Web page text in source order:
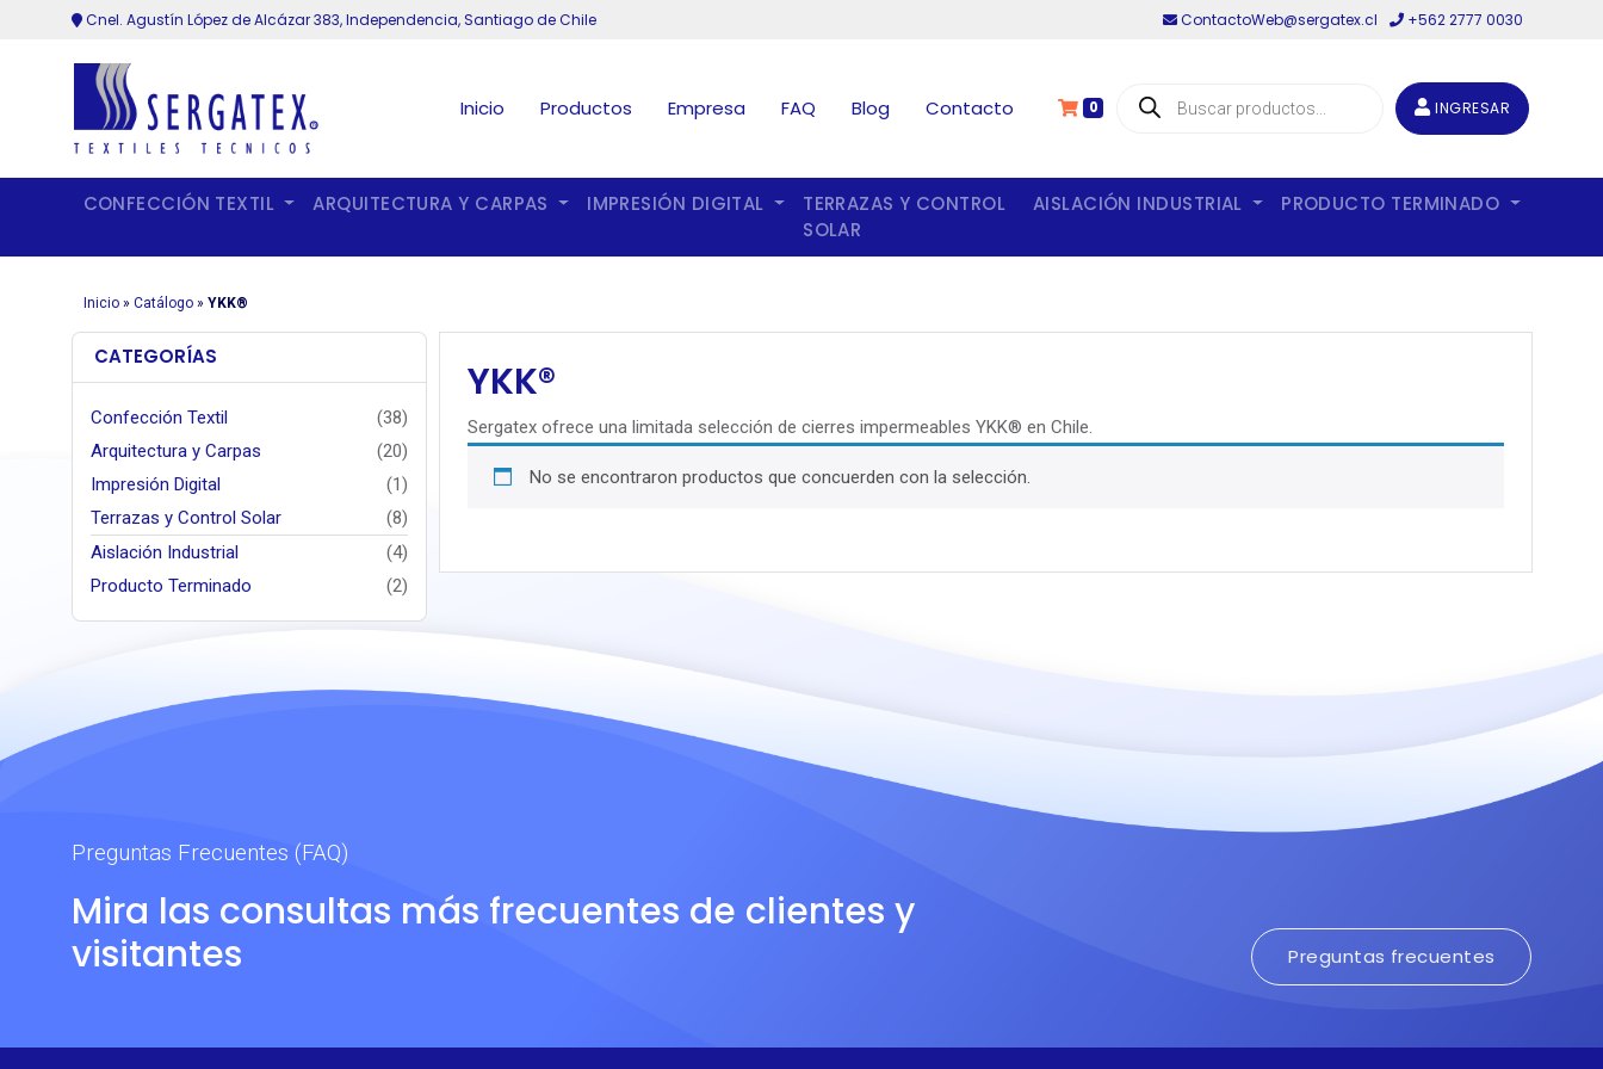
Cnel. Agustín López de Alcázar 383, Independencia, Santiago de Chile ContactoWeb@sergatex.cl +562 2777 0030
Inicio Productos Empresa FAQ Blog Contacto 0
Búsqueda
de INGRESAR
CONFECCIÓN TEXTIL ARQUITECTURA Y CARPAS IMPRESIÓN DIGITAL
TERRAZAS Y CONTROL
SOLAR
AISLACIÓN INDUSTRIAL PRODUCTO TERMINADO
Inicio» Catálogo» YKK®
CATEGORÍAS
Confección Textil
(38)
Arquitectura y Carpas
(20)
Impresión Digital
(1)
Terrazas y Control Solar
(8)
Aislación Industrial
(4)
Producto Terminado
(2)
YKK®
Sergatex ofrece una limitada selección de cierres impermeables YKK® en Chile.
No se encontraron productos que concuerden con la selección.
Preguntas Frecuentes (FAQ)
Mira las consultas más frecuentes de clientes y
visitantes
Preguntas frecuentes